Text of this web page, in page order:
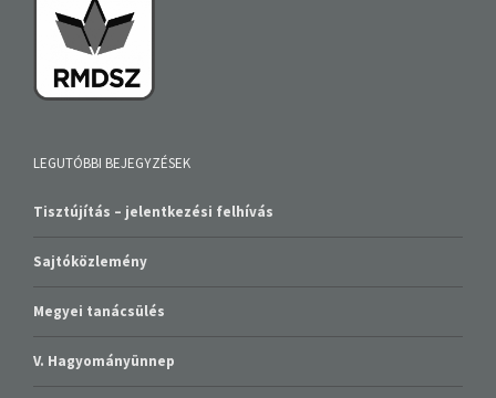
LEGUTÓBBI BEJEGYZÉSEK
Tisztújítás – jelentkezési felhívás
Sajtóközlemény
Megyei tanácsülés
V. Hagyományünnep